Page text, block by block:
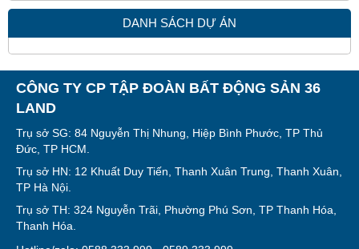
DANH SÁCH DỰ ÁN
CÔNG TY CP TẬP ĐOÀN BẤT ĐỘNG SẢN 36
LAND
Trụ sở SG: 84 Nguyễn Thị Nhung, Hiệp Bình Phước, TP Thủ
Đức, TP HCM.
Trụ sở HN: 12 Khuất Duy Tiến, Thanh Xuân Trung, Thanh Xuân,
TP Hà Nội.
Trụ sở TH: 324 Nguyễn Trãi, Phường Phú Sơn, TP Thanh Hóa,
Thanh Hóa.